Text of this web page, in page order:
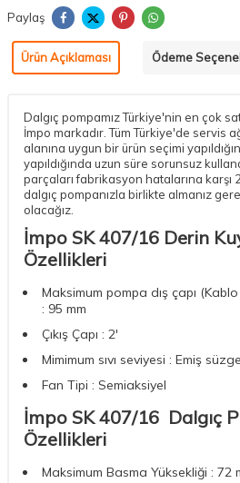
Paylaş
Ürün Açıklaması Ödeme
Dalgıç pompamız Türkiye'nin en çok
İmpo markadır. Tüm Türkiye'de servis
alanına uygun bir ürün seçimi
yapıldığında uzun süre sorunsuz
parçaları fabrikasyon hatalarına karşı
dalgıç pompanızla birlikte almanız
olacağız.
İmpo SK 407/16 Derin
Özellikleri
Maksimum pompa dış çapı
: 95 mm
Çıkış Çapı : 2'
Mimimum sıvı seviyesi : Emiş
Fan Tipi : Semiaksiyel
İmpo SK 407/16 Dalgıç
Özellikleri
Maksimum Basma Yüksekliği : 72